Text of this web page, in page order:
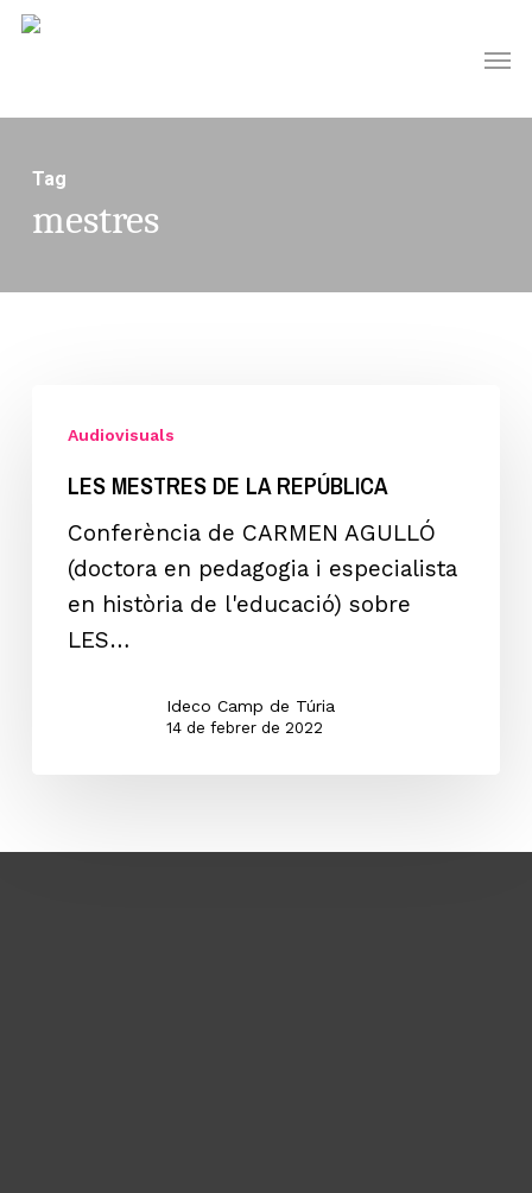
Skip
content
Tag
mestres
mestres
República
Audiovisuals
LES MESTRES DE LA REPÚBLICA
Conferència de CARMEN AGULLÓ
(doctora en pedagogia i especialista
en història de l'educació) sobre
LES…
Ideco Camp de Túria
14 de febrer de 2022